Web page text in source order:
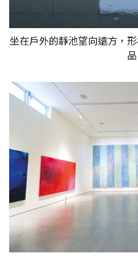
坐在戶外的靜池望向遠方，